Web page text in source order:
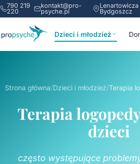
790 219
220
kontakt@pro-
psyche.pl
Bydgoszcz
Dzieci i młodzież
Strona główna/Dzieci i młodzież/Terapia
Terapia
dzieci
często występujące